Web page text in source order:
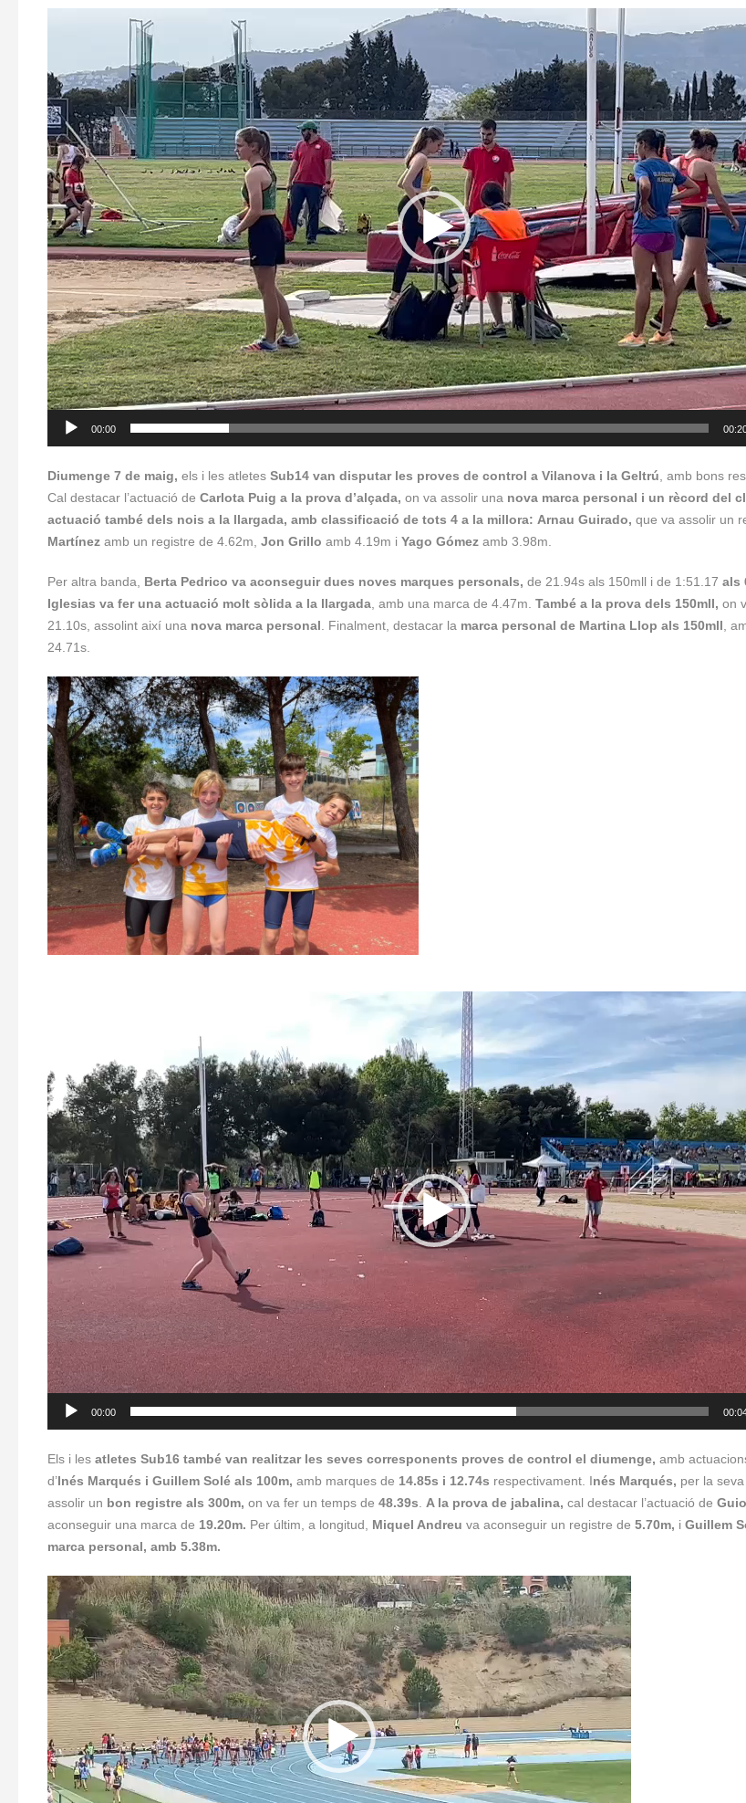
00:00
Diumenge 7 de maig, els i les atletes Sub14 van disputar les proves de control a Vilanova i la Geltrú , amb bons
Cal destacar l’actuació de Carlota Puig a la prova d’alçada, on va assolir una nova marca personal i un rècord del
actuació també dels nois a la llargada, amb classificació de tots 4 a la millora: Arnau Guirado, que va assolir un
Martínez amb un registre de 4.62m, Jon Grillo amb 4.19m i Yago Gómez amb 3.98m.
Per altra banda, Berta Pedrico va aconseguir dues noves marques personals, de 21.94s als 150mll i de 1:51.17 als
Iglesias va fer una actuació molt sòlida a la llargada , amb una marca de 4.47m. També a la prova dels 150mll, on
21.10s, assolint així una nova marca personal . Finalment, destacar la marca personal de Martina Llop als 150mll ,
24.71s.
00:00
Els i les atletes Sub16 també van realitzar les seves corresponents proves de control el diumenge, amb
d’Inés Marqués i Guillem Solé als 100m, amb marques de 14.85s i 12.74s respectivament. Inés Marqués, per la
assolir un bon registre als 300m, on va fer un temps de 48.39s A la prova de jabalina, cal destacar l’actuació de
aconseguir una marca de 19.20m. Per últim, a longitud, Miquel Andreu va aconseguir un registre de 5.70m, i Guillem
marca personal, amb 5.38m.
Reproductor
de
vídeo